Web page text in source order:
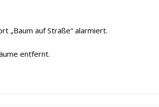
„Baum auf Straße“ alarmiert.
entfernt.